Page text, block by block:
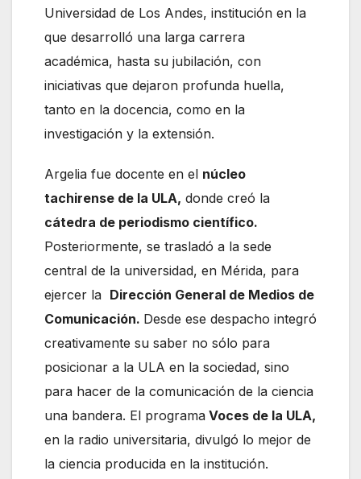
Universidad de Los Andes, institución en la
que desarrolló una larga carrera
académica, hasta su jubilación, con
iniciativas que dejaron profunda huella,
tanto en la docencia, como en la
investigación y la extensión.
Argelia fue docente en el núcleo
tachirense de la ULA, donde creó la
cátedra de periodismo científico.
Posteriormente, se trasladó a la sede
central de la universidad, en Mérida, para
ejercer la Dirección General de Medios de
Comunicación. Desde ese despacho integró
creativamente su saber no sólo para
posicionar a la ULA en la sociedad, sino
para hacer de la comunicación de la ciencia
una bandera. El programa Voces de la ULA,
en la radio universitaria, divulgó lo mejor de
la ciencia producida en la institución.